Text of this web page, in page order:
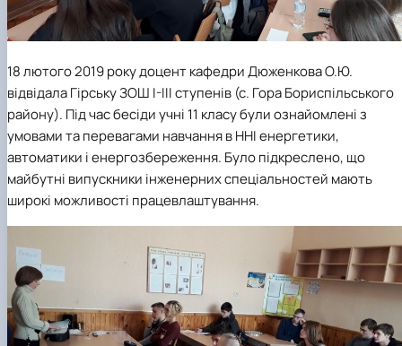
18 лютого 2019 року доцент кафедри Дюженкова О.Ю.
відвідала Гірську ЗОШ І-ІІІ ступенів (с. Гора Бориспільського
району). Під час бесіди учні 11 класу були ознайомлені з
умовами та перевагами навчання в ННІ енергетики,
автоматики і енергозбереження. Було підкреслено, що
майбутні випускники інженерних спеціальностей мають
широкі можливості працевлаштування.